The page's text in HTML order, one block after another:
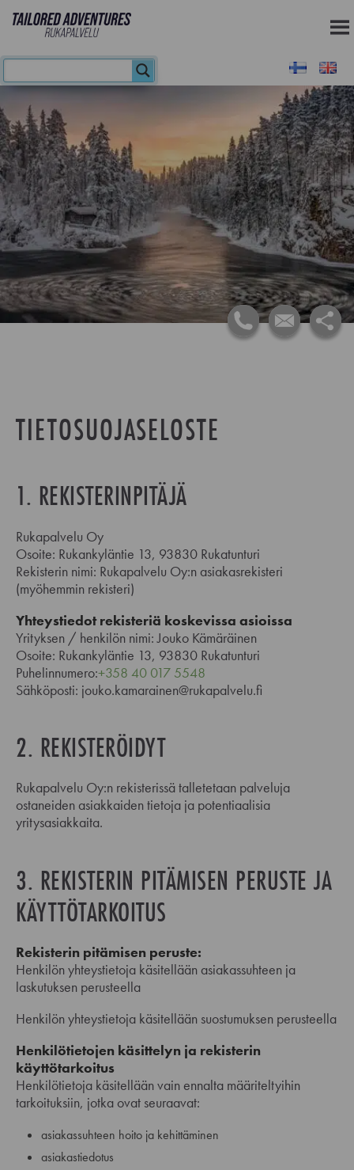
TIETOSUOJASELOSTE
1. REKISTERINPITÄJÄ
Rukapalvelu Oy
Osoite: Rukankyläntie 13, 93830 Rukatunturi
Rekisterin nimi: Rukapalvelu Oy:n asiakasrekisteri
(myöhemmin rekisteri)
Yhteystiedot rekisteriä koskevissa asioissa
Yrityksen / henkilön nimi: Jouko Kämäräinen
Osoite: Rukankyläntie 13, 93830 Rukatunturi
Puhelinnumero:+358 40 017 5548
Sähköposti: jouko.kamarainen@rukapalvelu.fi
2. REKISTERÖIDYT
Rukapalvelu Oy:n rekisterissä talletetaan palveluja
ostaneiden asiakkaiden tietoja ja potentiaalisia
yritysasiakkaita.
3. REKISTERIN PITÄMISEN PERUSTE JA
KÄYTTÖTARKOITUS
Rekisterin pitämisen peruste:
Henkilön yhteystietoja käsitellään asiakassuhteen ja
laskutuksen perusteella
Henkilön yhteystietoja käsitellään suostumuksen perusteella
Henkilötietojen käsittelyn ja rekisterin
käyttötarkoitus
Henkilötietoja käsitellään vain ennalta määriteltyihin
tarkoituksiin, jotka ovat seuraavat:
asiakassuhteen hoito ja kehittäminen
asiakastiedotus